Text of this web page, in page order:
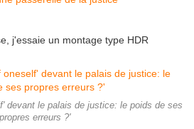
j'essaie un montage type HDR
devant le palais de justice: le poids de ses
propres erreurs ?'